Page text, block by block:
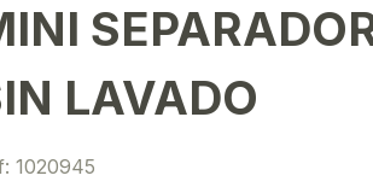
LAVADO
1020945